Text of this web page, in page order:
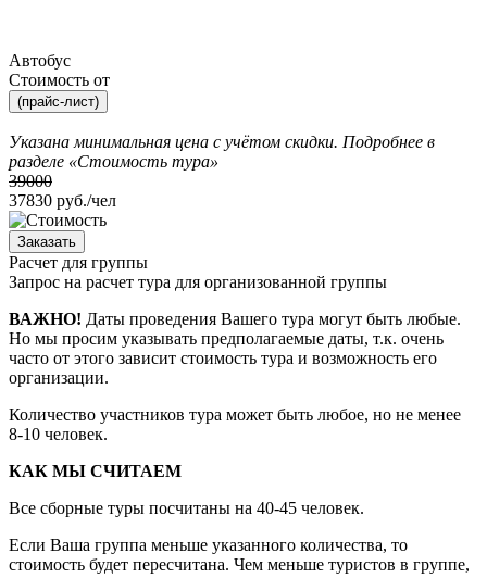
Автобус
Стоимость от
(прайс-лист)
Указана минимальная цена с учётом скидки. Подробнее в
разделе «Стоимость тура»
39000
37830 руб./чел
Заказать
Расчет для группы
Запрос на расчет тура для организованной группы
ВАЖНО! Даты проведения Вашего тура могут быть любые.
Но мы просим указывать предполагаемые даты, т.к. очень
часто от этого зависит стоимость тура и возможность его
организации.
Количество участников тура может быть любое, но не менее
8-10 человек.
КАК МЫ СЧИТАЕМ
Все сборные туры посчитаны на 40-45 человек.
Если Ваша группа меньше указанного количества, то
стоимость будет пересчитана. Чем меньше туристов в группе,